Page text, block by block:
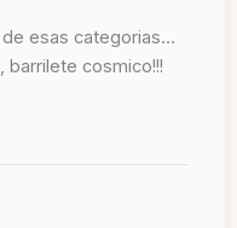
esas categorias…
barrilete cosmico!!!